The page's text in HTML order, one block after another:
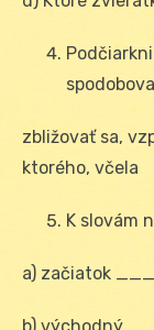
zbližovať sa,
ktorého, včela
K slovám
a) začiatok